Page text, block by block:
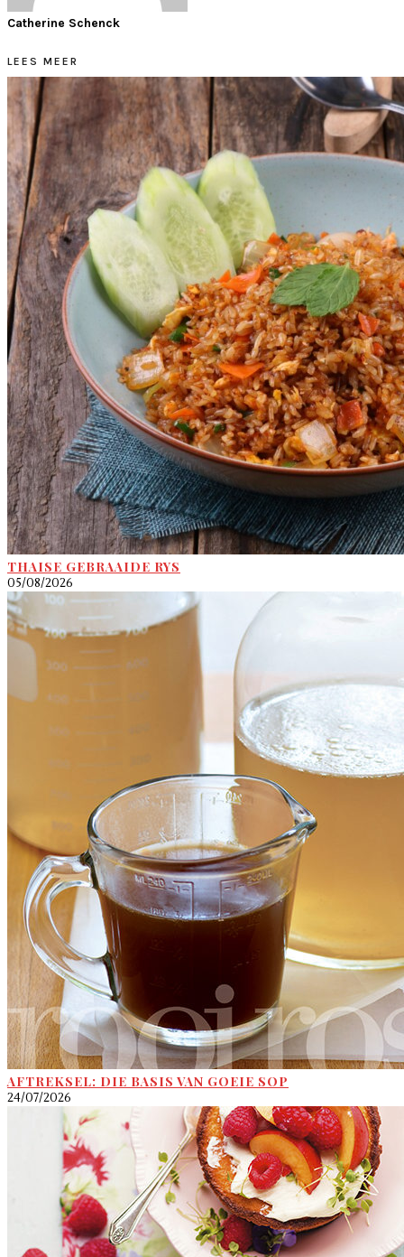
Catherine Schenck
LEES MEER
THAISE GEBRAAIDE RYS
05/08/2026
AFTREKSEL: DIE BASIS VAN GOEIE SOP
24/07/2026